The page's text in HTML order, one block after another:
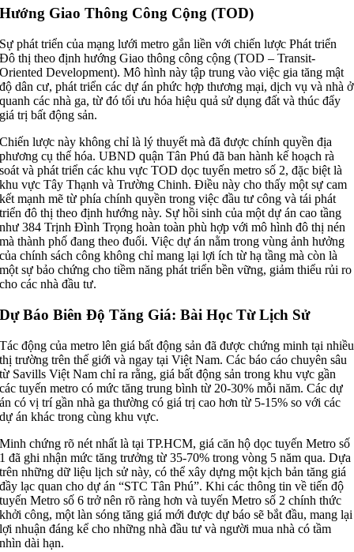
Hướng Giao Thông Công Cộng (TOD)
Sự phát triển của mạng lưới metro gắn liền với chiến lược Phát triển
Đô thị theo định hướng Giao thông công cộng (TOD – Transit-
Oriented Development). Mô hình này tập trung vào việc gia tăng mật
độ dân cư, phát triển các dự án phức hợp thương mại, dịch vụ và nhà ở
quanh các nhà ga, từ đó tối ưu hóa hiệu quả sử dụng đất và thúc đẩy
giá trị bất động sản.
Chiến lược này không chỉ là lý thuyết mà đã được chính quyền địa
phương cụ thể hóa. UBND quận Tân Phú đã ban hành kế hoạch rà
soát và phát triển các khu vực TOD dọc tuyến metro số 2, đặc biệt là
khu vực Tây Thạnh và Trường Chinh. Điều này cho thấy một sự cam
kết mạnh mẽ từ phía chính quyền trong việc đầu tư công và tái phát
triển đô thị theo định hướng này. Sự hồi sinh của một dự án cao tầng
như 384 Trịnh Đình Trọng hoàn toàn phù hợp với mô hình đô thị nén
mà thành phố đang theo đuổi. Việc dự án nằm trong vùng ảnh hưởng
của chính sách công không chỉ mang lại lợi ích từ hạ tầng mà còn là
một sự bảo chứng cho tiềm năng phát triển bền vững, giảm thiểu rủi ro
cho các nhà đầu tư.
Dự Báo Biên Độ Tăng Giá: Bài Học Từ Lịch Sử
Tác động của metro lên giá bất động sản đã được chứng minh tại nhiều
thị trường trên thế giới và ngay tại Việt Nam. Các báo cáo chuyên sâu
từ Savills Việt Nam chỉ ra rằng, giá bất động sản trong khu vực gần
các tuyến metro có mức tăng trung bình từ 20-30% mỗi năm. Các dự
án có vị trí gần nhà ga thường có giá trị cao hơn từ 5-15% so với các
dự án khác trong cùng khu vực.
Minh chứng rõ nét nhất là tại TP.HCM, giá căn hộ dọc tuyến Metro số
1 đã ghi nhận mức tăng trưởng từ 35-70% trong vòng 5 năm qua. Dựa
trên những dữ liệu lịch sử này, có thể xây dựng một kịch bản tăng giá
đầy lạc quan cho dự án “STC Tân Phú”. Khi các thông tin về tiến độ
tuyến Metro số 6 trở nên rõ ràng hơn và tuyến Metro số 2 chính thức
khởi công, một làn sóng tăng giá mới được dự báo sẽ bắt đầu, mang lại
lợi nhuận đáng kể cho những nhà đầu tư và người mua nhà có tầm
nhìn dài hạn.